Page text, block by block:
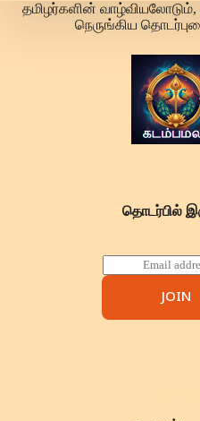
தமிழர்களின் வாழ்வியலோடும்,
நெருங்கிய
தொடர்பில்
m
l
JOIN